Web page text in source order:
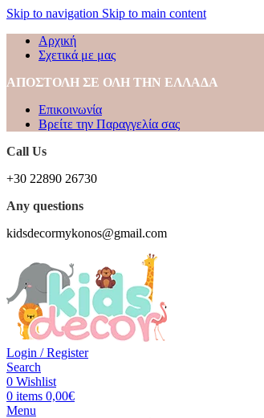
Skip to navigation Skip to main content
Αρχική
Σχετικά με μας
ΑΠΟΣΤΟΛΗ ΣΕ ΟΛΗ ΤΗΝ ΕΛΛΑΔΑ
Επικοινωνία
Βρείτε την Παραγγελία σας
Call Us
+30 22890 26730
Any questions
kidsdecormykonos@gmail.com
Login / Register
Search
0 Wishlist
0 items 0,00€
Menu